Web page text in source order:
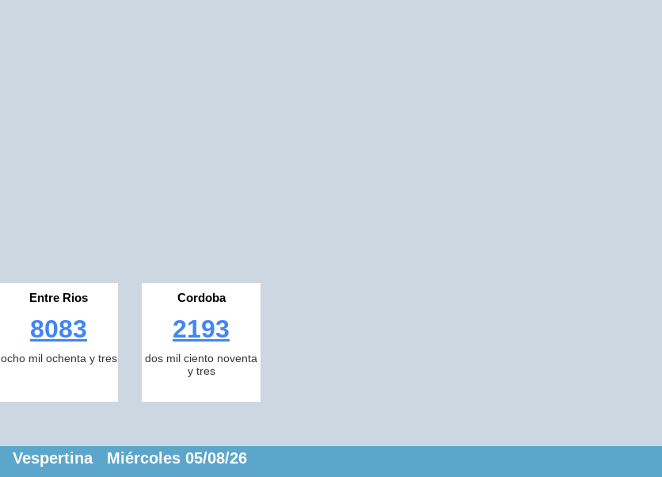
Entre Rios
8083
ocho mil ochenta y tres
Cordoba
2193
dos mil ciento noventa
y tres
Vespertina Miércoles 05/08/26